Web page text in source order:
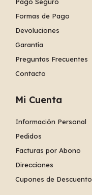
Formas de Pago
Devoluciones
Garantía
Preguntas Frecuentes
Contacto
Mi Cuenta
Información Personal
Pedidos
Facturas por Abono
Direcciones
Cupones de Descuento